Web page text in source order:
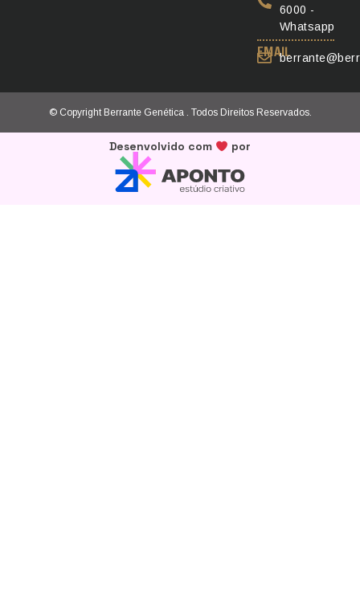
6000 -
Whatsapp
EMAIL
© Copyright Berrante Genética . Todos Direitos Reservados.
Desenvolvido com por